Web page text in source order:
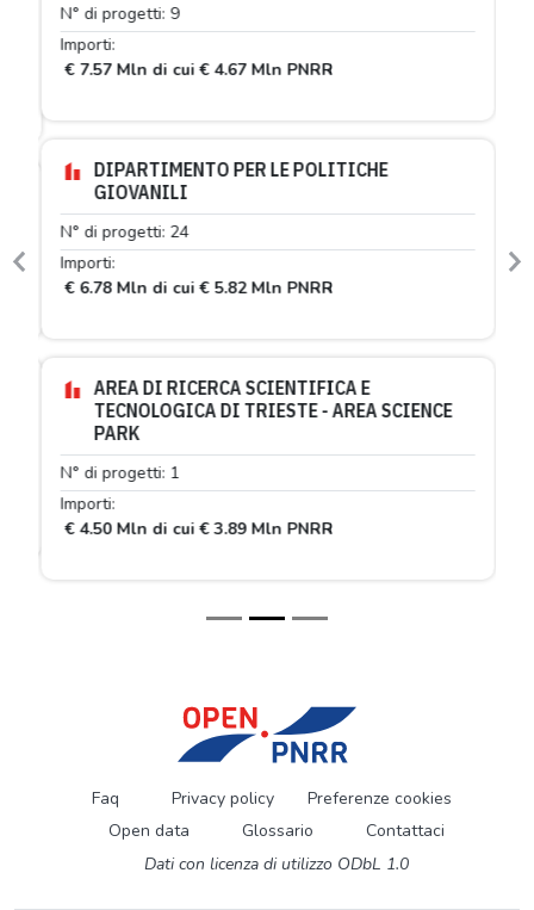
N° di progetti: 9
Importi:
€ 7.57 Mln di cui € 4.67 Mln PNRR
DIPARTIMENTO PER LE POLITICHE
GIOVANILI
N° di progetti: 24
Importi:
€ 6.78 Mln di cui € 5.82 Mln PNRR
AREA DI RICERCA SCIENTIFICA E
TECNOLOGICA DI TRIESTE - AREA SCIENCE
PARK
N° di progetti: 1
Importi:
€ 4.50 Mln di cui € 3.89 Mln PNRR
Previous
Faq Privacy policy
Preferenze cookies
Open data
Glossario
Contattaci
Dati con licenza di utilizzo ODbL 1.0